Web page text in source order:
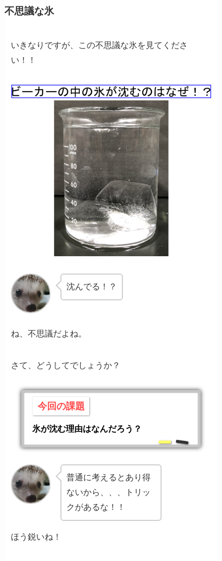
不思議な氷
いきなりですが、この不思議な氷を見てくださ
い！！
沈んでる！？
ね、不思議だよね。
さて、 どうしてでしょうか？
今回の課題
氷が沈む理由はなんだろう？
普通に考えるとあり得
ないから、、、トリッ
クがあるな！！
ほう鋭いね！